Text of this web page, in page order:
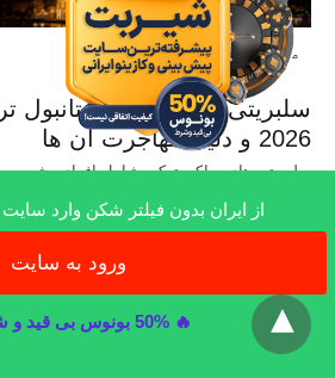
متفرقه
سلبریتی های ساکن استانبول
2026 و دلیل مهاجرت آن ها
سلبریتی های ساکن ترکیه شامل افراد
از ایران بدون فیلتر شکن وارد
ورود به سایت
🔥 50% بونوس بی قید و شرط 🔥